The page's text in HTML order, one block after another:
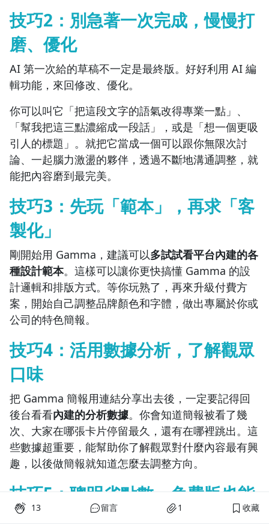
技巧2：別急著一次完成，慢慢打
磨、優化
AI 第一次給的草稿不一定是最終版。好好利用 AI 編
輯功能，來回修改、優化。
你可以叫它「把這段文字的語氣改得專業一點」、
「幫我把這三點濃縮成一段話」，或是「想一個更吸
引人的標題」。就把它當成一個可以跟你無限次討
論、一起腦力激盪的夥伴，透過不斷地溝通調整，就
能把內容磨到最完美。
技巧3：先玩「範本」，再求「客
製化」
剛開始用 Gamma，建議可以多試試看平台內建的各
種設計範本。這樣可以讓你更快搞懂 Gamma 的設
計邏輯和排版方式。等你玩熟了，再來升級付費方
案，開始自己調整品牌顏色和字體，做出專屬於你或
公司的特色簡報。
技巧4：活用數據分析，了解觀眾
口味
把 Gamma 簡報用連結分享出去後，一定要記得回
後台看看內建的分析數據。你會知道簡報被看了幾
次、大家在哪張卡片停留最久，還有在哪裡跳出。這
些數據超重要，能幫助你了解觀眾對什麼內容最有興
趣，以後做簡報就知道怎麼去調整方向。
技巧5：聰明省點數，免費版也能
用好用滿
13 留言 1 收藏